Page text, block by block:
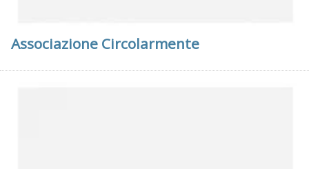
Associazione Circolarmente